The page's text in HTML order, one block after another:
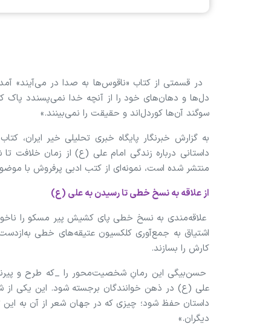
در قسمتی از کتاب «ناقوس‌ها به صدا در می‌آیند»
دل‌ها و دهان‌های خود را از آنچه خدا نمی‌پسندد پاک
سوگند آن‌ها کوردل‌اند و حقیقت را نمی‌بینند.»
به گزارش خبرنگار پایگاه خبری تحلیلی خیر ایران،
منتشر شده است، نمونه‌ای از کتب ادبی پرفروش با
از علاقه به نسخ خطی تا رسیدن به علی (ع)
علاقه‌مندی به نسخ خطی پای کشیش پیر مسکو را
اشتیاق به جمع‌آوری کلکسیون عتیقه‌های خطی
کارش را بسازند.
حسن‌بیگی این رمانِ شخصیت‌محور را _که طرح و
علی (ع) در ذهن خوانندگان برجسته شود. این یکی
داستان حفظ شود؛ چیزی که در جهان شعر از آن به
دیگران.»